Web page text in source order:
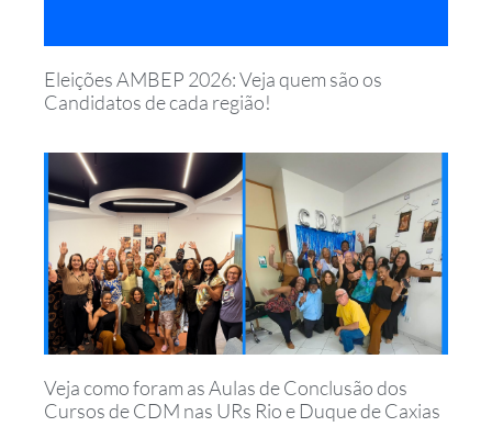
Eleições AMBEP 2026: Veja quem são os
Candidatos de cada região!
Veja como foram as Aulas de Conclusão dos
Cursos de CDM nas URs Rio e Duque de Caxias